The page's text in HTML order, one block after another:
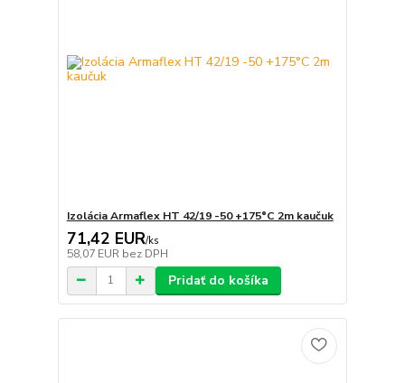
Izolácia Armaflex HT 42/19 -50 +175°C 2m kaučuk
71,42 EUR/ks
58,07 EUR bez DPH
Pridať do košíka